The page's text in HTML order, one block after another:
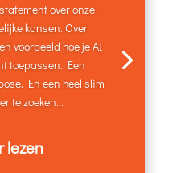
over onze
kansen. Over
voorbeeld hoe je AI
toepassen. Een
En een heel slim
te zoeken...
lezen